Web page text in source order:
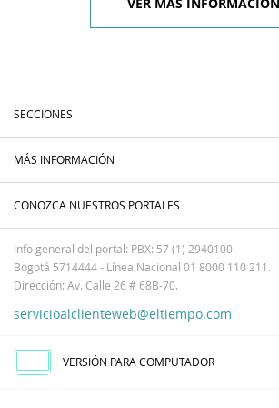
VER MÁS INFORMACIÓN
SECCIONES
MÁS INFORMACIÓN
CONOZCA NUESTROS PORTALES
Info general del portal: PBX: 57 (1) 2940100.
Bogotá 5714444 - Línea Nacional 01 8000 110 211.
Dirección: Av. Calle 26 # 68B-70.
servicioalclienteweb@eltiempo.com
VERSIÓN PARA COMPUTADOR